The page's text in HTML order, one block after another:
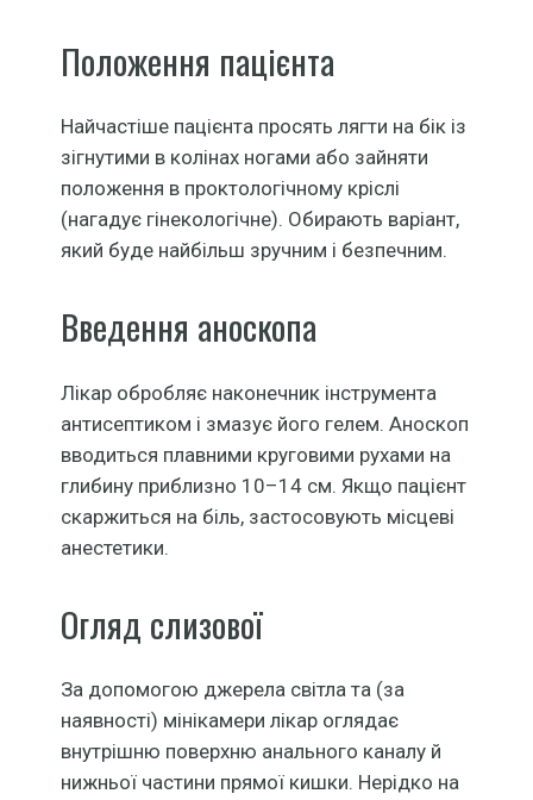
Положення пацієнта
Найчастіше пацієнта просять лягти на бік із
зігнутими в колінах ногами або зайняти
положення в проктологічному кріслі
(нагадує гінекологічне). Обирають варіант,
який буде найбільш зручним і безпечним.
Введення аноскопа
Лікар обробляє наконечник інструмента
антисептиком і змазує його гелем. Аноскоп
вводиться плавними круговими рухами на
глибину приблизно 10–14 см. Якщо пацієнт
скаржиться на біль, застосовують місцеві
анестетики.
Огляд слизової
За допомогою джерела світла та (за
наявності) мінікамери лікар оглядає
внутрішню поверхню анального каналу й
нижньої частини прямої кишки. Нерідко на